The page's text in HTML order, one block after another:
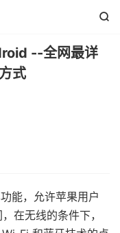

--全网最详
式
能，允许苹果用户
在无线的条件下，